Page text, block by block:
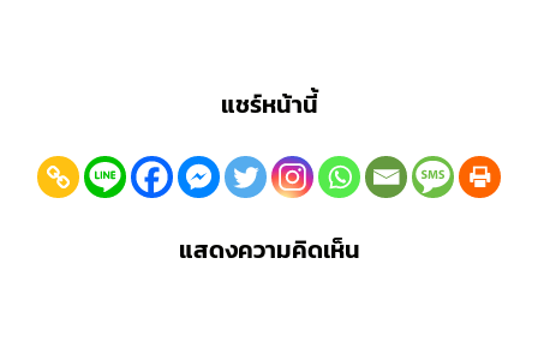
แชร์หน้านี้
แสดงความคิดเห็น